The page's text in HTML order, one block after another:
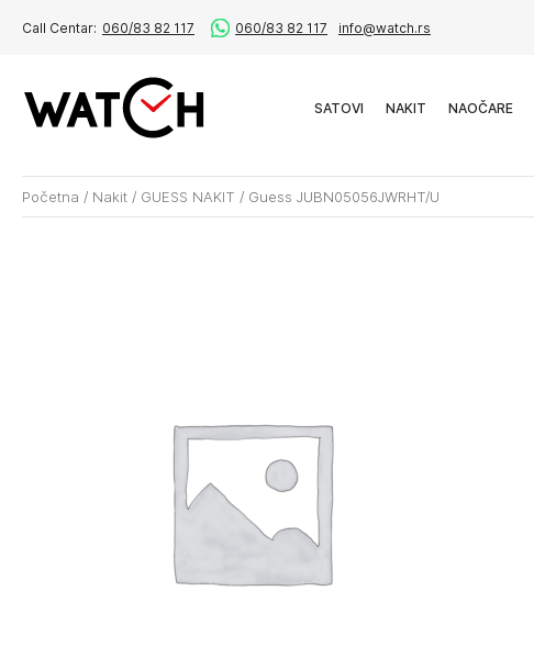
Call Centar: 060/83 82 117 060/83 82 117 info@watch.rs
SATOVI NAKIT NAOČARE
Početna / Nakit / GUESS NAKIT / Guess JUBN05056JWRHT/U